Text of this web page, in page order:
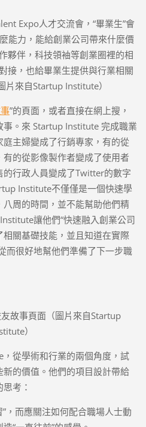
Expo人才交流會，“畢業生”會
能力，能給創業公司帶來什麼價
夥伴，科技領袖等創業圈裡的相
接，也給畢業生提供與行業相關
片來自Startup Institute）
”的頁面，或者直接在網上搜，
。來 Startup Institute 完成職業
主婦變成了行銷專家，有的從
的從影像製作者變成了使用者
行政人員變成了Twitter的數字
Institute不僅僅是一個快速學
周的時間，並不能幫助他們精
讓他們“快速融入創業公司
關基礎技能，並且知道在實際
而很好地幫他們準備了下一步職
故事頁面（圖片來自Startup
）
從學術和行業的兩個角度，試
的價值。他們的項目設計帶給
考：
，而應關注如何配合職場人士動